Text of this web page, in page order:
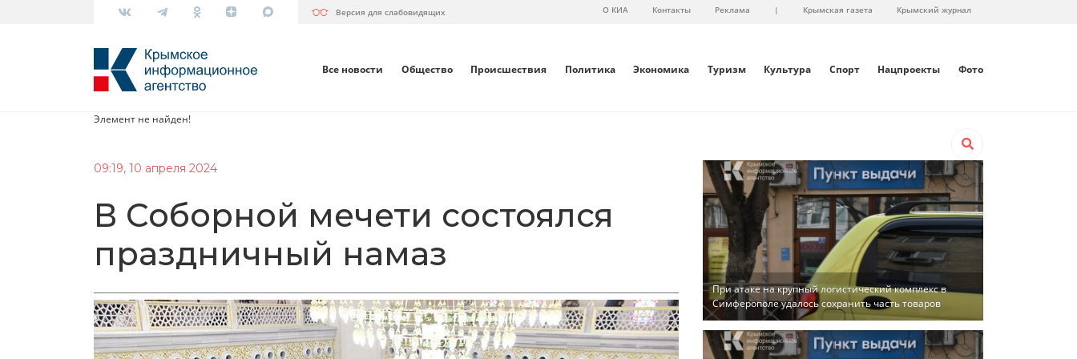
Версия для слабовидящих О КИА Контакты Реклама | Крымская газета Крымский журнал
Все новости Общество Происшествия Политика Экономика Туризм Культура Спорт Нацпроекты Фото
Элемент не найден!
09:19, 10 апреля 2024
В Соборной мечети состоялся
праздничный намаз
При атаке на крупный логистический комплекс в
Симферополе удалось сохранить часть товаров